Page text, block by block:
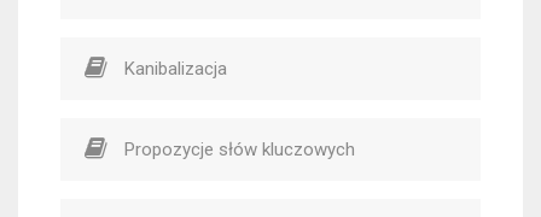
Kanibalizacja
Propozycje słów kluczowych